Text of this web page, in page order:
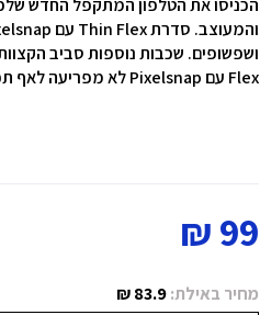
והמעוצב.
ושפשופים. שכבות נוספות סביב
Flex עם Pixelsnap לא מפריעה לאף תכונה של הטלפון.
99 ₪
מחיר באילת:83.9 ₪